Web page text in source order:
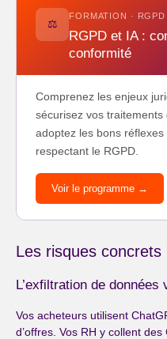
⚖️
FORMATION ·
RGPD et IA :
conformité
Comprenez les enjeux
sécurisez vos
adoptez les bons
respectant le RGPD.
Voir le programme →
Les risques concrets
L’exfiltration de
Vos acheteurs utilisent
d’offres. Vos RH y collent